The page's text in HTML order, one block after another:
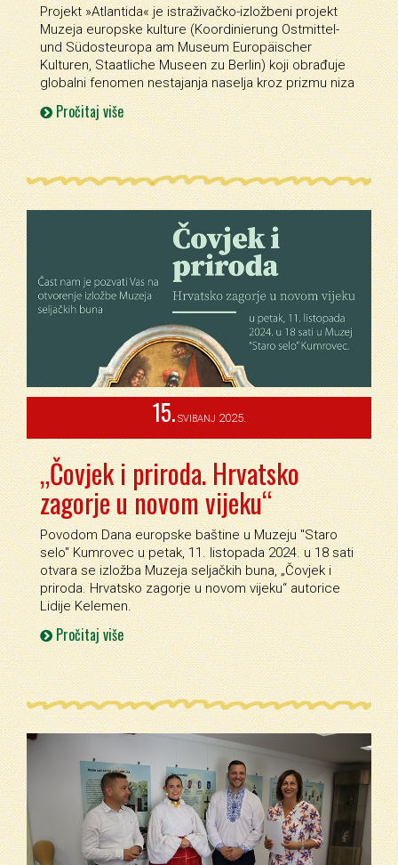
Projekt »Atlantida« je istraživačko-izložbeni projekt
Muzeja europske kulture (Koordinierung Ostmittel-
und Südosteuropa am Museum Europäischer
Kulturen, Staatliche Museen zu Berlin) koji obrađuje
globalni fenomen nestajanja naselja kroz prizmu niza
Pročitaj više
15. SVIBANJ 2025.
„Čovjek i priroda. Hrvatsko
zagorje u novom vijeku“
Povodom Dana europske baštine u Muzeju ''Staro
selo'' Kumrovec u petak, 11. listopada 2024. u 18 sati
otvara se izložba Muzeja seljačkih buna, „Čovjek i
priroda. Hrvatsko zagorje u novom vijeku“ autorice
Lidije Kelemen.
Pročitaj više